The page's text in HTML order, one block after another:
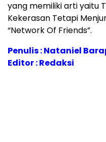
yang memiliki arti yaitu
Kekerasan Tetapi
“Network Of Friends”.
Penulis : Nataniel
Editor : Redaksi